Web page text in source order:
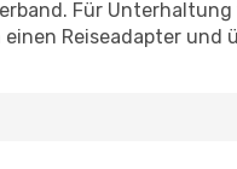
Für
einen Reiseadapter und